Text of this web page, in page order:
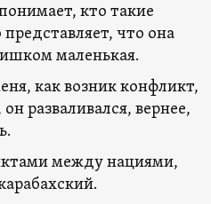
кто такие
что она
маленькая.
как возник конфликт,
разваливался, вернее,
между нациями,